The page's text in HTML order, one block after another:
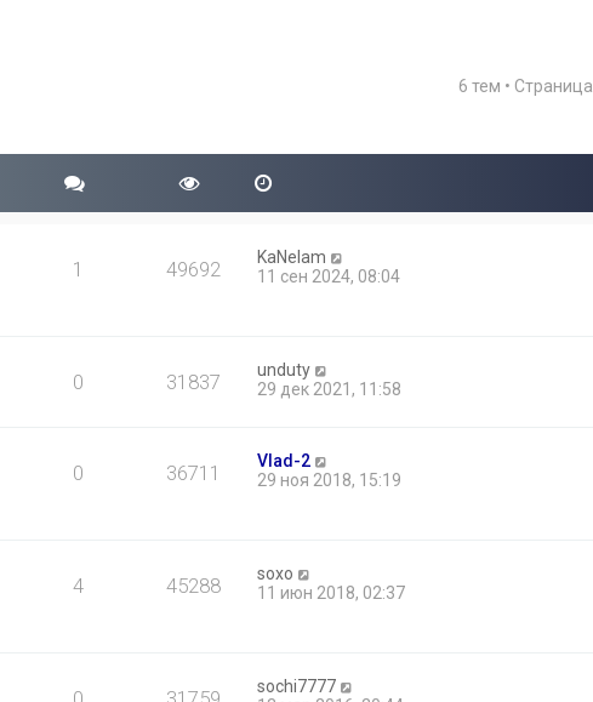
6 тем • Страница
1 49692
KaNelam
11 сен 2024, 08:04
0 31837
unduty
29 дек 2021, 11:58
0 36711
Vlad-2
29 ноя 2018, 15:19
4 45288
soxo
11 июн 2018, 02:37
sochi7777